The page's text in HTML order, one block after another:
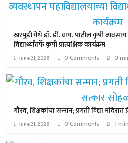
खरपुडी येथे डॉ. डी. वाय. पाटील कृषी व्यवसाय
विद्यार्थ्यांतर्फे कृषी प्रात्यक्षिक कार्यक्रम
June 21, 2026 0 Comments 0
गौरव, शिक्षकांचा सन्मान; प्रगती विद्या
June 21, 2026 0 Comments 1